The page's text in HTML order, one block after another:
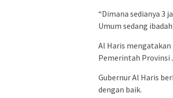
“Dimana sedianya 3
Umum sedang
Al Haris
Pemerintah Provinsi
Gubernur Al Haris
dengan baik.